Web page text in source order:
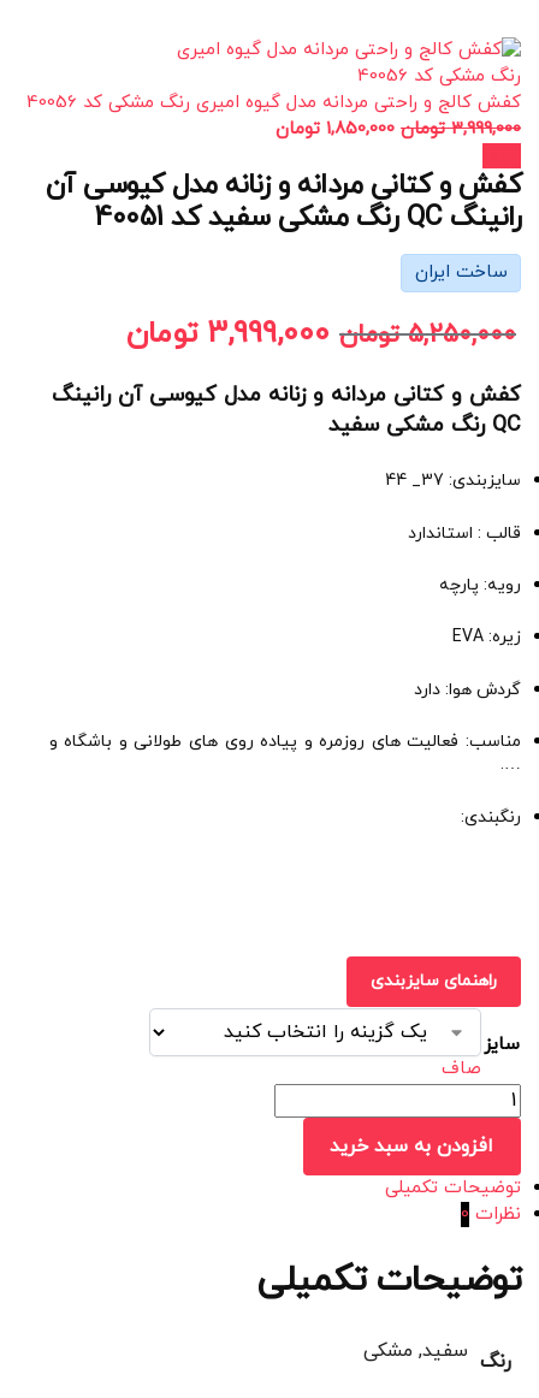
کفش کالج و راحتی مردانه مدل گیوه امیری رنگ مشکی کد 40056
3,999,000 تومان 1,850,000 تومان
کفش و کتانی مردانه و زنانه مدل کیوسی آن
رانینگ QC رنگ مشکی سفید کد 40051
ساخت ایران
5,250,000 تومان 3,999,000 تومان
کفش و کتانی مردانه و زنانه مدل کیوسی آن رانینگ
QC رنگ مشکی سفید
سایزبندی: 37_ 44
قالب : استاندارد
رویه: پارچه
زیره: EVA
گردش هوا: دارد
مناسب: فعالیت های روزمره و پیاده روی های طولانی و باشگاه و
….
رنگبندی:
راهنمای سایزبندی
سایز
صاف
افزودن به سبد خرید
توضیحات تکمیلی
نظرات 0
توضیحات تکمیلی
رنگ سفید, مشکی